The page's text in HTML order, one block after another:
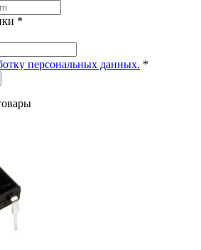
*
персональных данных. *